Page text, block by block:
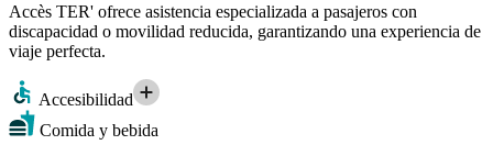
Accès TER' ofrece asistencia especializada a pasajeros con
discapacidad o movilidad reducida, garantizando una experiencia de
viaje perfecta.
Accesibilidad
Comida y bebida